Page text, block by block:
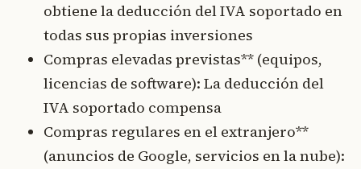
obtiene la deducción del IVA soportado en
todas sus propias inversiones
Compras elevadas previstas** (equipos,
licencias de software): La deducción del
IVA soportado compensa
Compras regulares en el extranjero**
(anuncios de Google, servicios en la nube):